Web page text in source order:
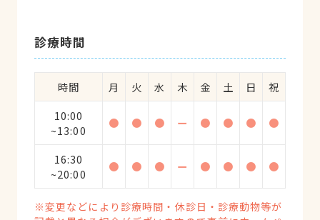
診療時間
時間 月 火 水 木 金 土 日
祝
10:00
~13:00
● ● ● ー ● ● ● ●
16:30
~20:00
● ● ● ー ● ● ● ●
※変更などにより診療時間・休診日・診療動物等が